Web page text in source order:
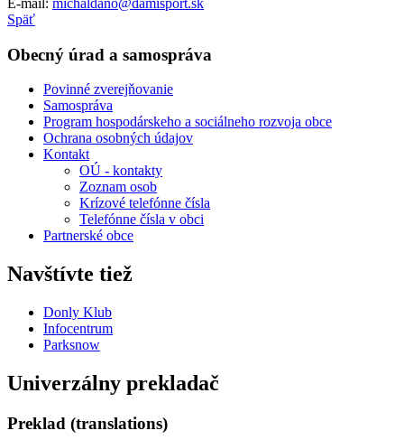
E-mail: michaldano@damisport.sk
Späť
Obecný úrad a samospráva
Povinné zverejňovanie
Samospráva
Program hospodárskeho a sociálneho rozvoja obce
Ochrana osobných údajov
Kontakt
OÚ - kontakty
Zoznam osob
Krízové telefónne čísla
Telefónne čísla v obci
Partnerské obce
Navštívte tiež
Donly Klub
Infocentrum
Parksnow
Univerzálny prekladač
Preklad (translations)